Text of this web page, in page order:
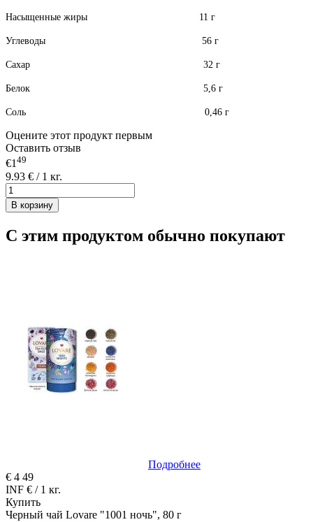
Насыщенные жиры 11 г
Углеводы 56 г
Сахар 32 г
Белок 5,6 г
Соль 0,46 г
Оцените этот продукт первым
Оставить отзыв
€149
9.93 € / 1 кг.
В корзину
С этим продуктом обычно покупают
Подробнее
€ 4 49
INF € / 1 кг.
Купить
Черный чай Lovare "1001 ночь", 80 г